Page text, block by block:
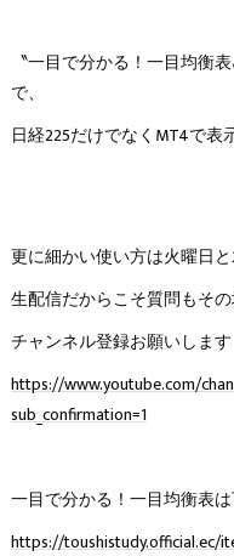
〝一目で分かる！一目均衡
で、
日経225だけでなくMT4で
更に細かい使い方は火曜日
生配信だからこそ質問もそ
チャンネル登録お願いします
https://www.youtube.com/
sub_confirmation=1
一目で分かる！一目均衡表
https://toushistudy.official.ec/